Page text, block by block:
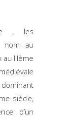
, les
nom au
au IIIème
siècle,
d’un